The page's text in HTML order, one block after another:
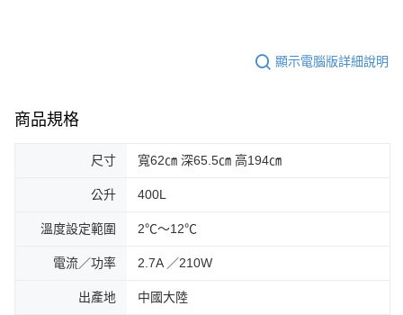
顯示電腦版詳細說明
商品規格
尺寸 寬62㎝ 深65.5㎝ 高194㎝
公升 400L
溫度設定範圍 2℃～12℃
電流／功率 2.7A ／210W
出產地 中國大陸